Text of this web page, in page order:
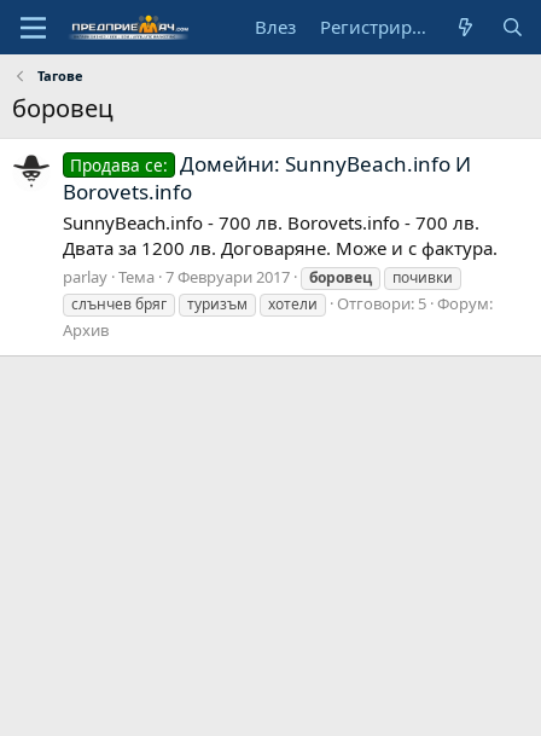
Влез Регистрирай се
Тагове
боровец
Продава се: Домейни: SunnyBeach.info И
Borovets.info
SunnyBeach.info - 700 лв. Borovets.info - 700 лв.
Двата за 1200 лв. Договаряне. Може и с фактура.
parlay Тема 7 Февруари 2017 боровец
почивки
слънчев бряг
туризъм хотели Отговори: 5 Форум:
Архив